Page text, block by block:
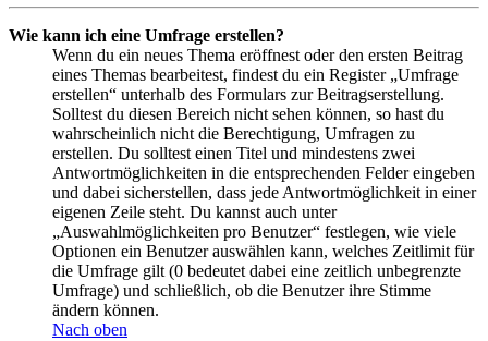
Wie kann ich eine Umfrage erstellen?
Wenn du ein neues Thema eröffnest oder den ersten Beitrag
eines Themas bearbeitest, findest du ein Register „Umfrage
erstellen“ unterhalb des Formulars zur Beitragserstellung.
Solltest du diesen Bereich nicht sehen können, so hast du
wahrscheinlich nicht die Berechtigung, Umfragen zu
erstellen. Du solltest einen Titel und mindestens zwei
Antwortmöglichkeiten in die entsprechenden Felder eingeben
und dabei sicherstellen, dass jede Antwortmöglichkeit in einer
eigenen Zeile steht. Du kannst auch unter
„Auswahlmöglichkeiten pro Benutzer“ festlegen, wie viele
Optionen ein Benutzer auswählen kann, welches Zeitlimit für
die Umfrage gilt (0 bedeutet dabei eine zeitlich unbegrenzte
Umfrage) und schließlich, ob die Benutzer ihre Stimme
ändern können.
Nach oben